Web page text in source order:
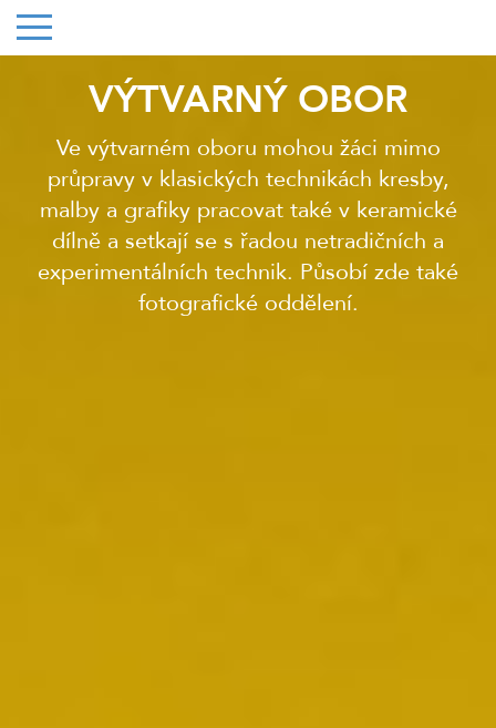
VÝTVARNÝ OBOR
Ve výtvarném oboru mohou žáci mimo
průpravy v klasických technikách kresby,
malby a grafiky pracovat také v keramické
dílně a setkají se s řadou netradičních a
experimentálních technik. Působí zde také
fotografické oddělení.